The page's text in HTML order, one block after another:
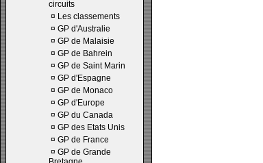
circuits
¤ Les classements
¤ GP d'Australie
¤ GP de Malaisie
¤ GP de Bahrein
¤ GP de Saint Marin
¤ GP d'Espagne
¤ GP de Monaco
¤ GP d'Europe
¤ GP du Canada
¤ GP des Etats Unis
¤ GP de France
¤ GP de Grande